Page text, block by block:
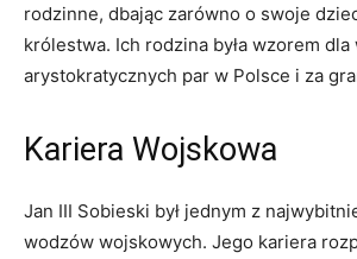
rodzinne, dbając zarówno ⁤o swoje
królestwa.⁢ Ich rodzina była‌ wzorem
arystokratycznych par w Polsce i za
Kariera⁢ Wojskowa
Jan III Sobieski ⁣był jednym z
wodzów wojskowych. Jego kariera